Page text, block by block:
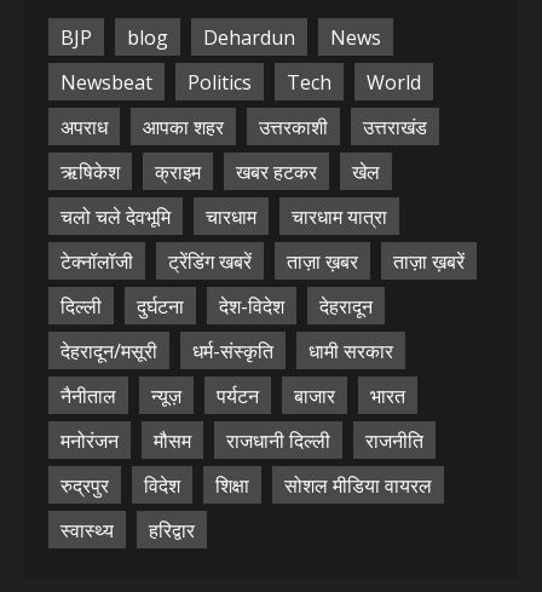
BJP blog Dehardun
News
Newsbeat
Politics Tech
World
अपराध
आपका शहर उत्तरकाशी
उत्तराखंड
ऋषिकेश
क्राइम खबर हटकर
खेल
चलो चले देवभूमि
चारधाम
चारधाम यात्रा
टेक्नॉलॉजी
ट्रेंडिंग खबरें ताज़ा ख़बर
ताज़ा ख़बरें
दिल्ली
दुर्घटना देश-विदेश
देहरादून
देहरादून/मसूरी
धर्म-संस्कृति
धामी सरकार
नैनीताल
न्यूज़ पर्यटन बाजार
भारत
मनोरंजन
मौसम राजधानी दिल्ली
राजनीति
रुद्रपुर
विदेश शिक्षा
सोशल मीडिया वायरल
स्वास्थ्य
हरिद्वार